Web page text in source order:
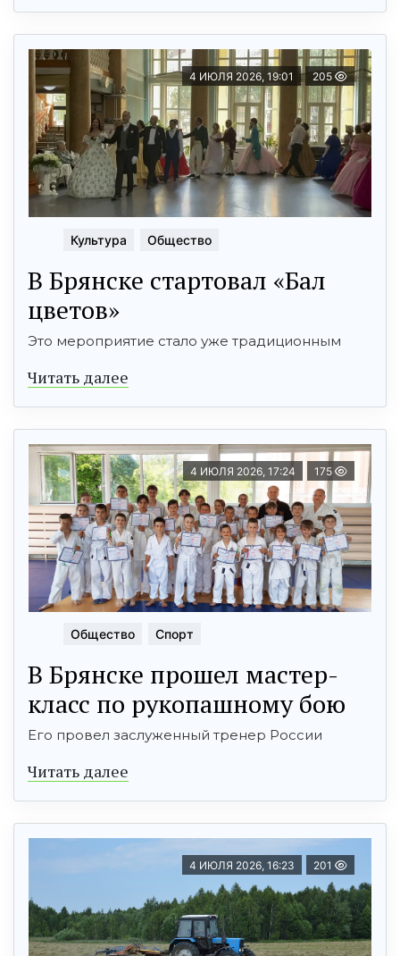
4 ИЮЛЯ 2026, 19:01 205
Культура Общество
В Брянске стартовал «Бал
цветов»
Это мероприятие стало уже традиционным
Читать далее
4 ИЮЛЯ 2026, 17:24 175
Общество Спорт
В Брянске прошел мастер-
класс по рукопашному бою
Его провел заслуженный тренер России
Читать далее
4 ИЮЛЯ 2026, 16:23 201